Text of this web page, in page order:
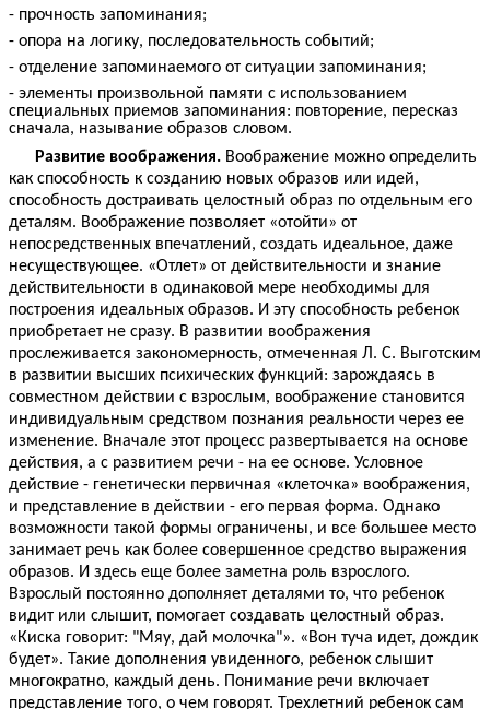
- прочность запоминания;
- опора на логику, последовательность событий;
- отделение запоминаемого от ситуации запоминания;
- элементы произвольной памяти с использованием
специальных приемов запоминания: повторение, пересказ
сначала, называние образов словом.
Развитие воображения. Воображение можно определить
как способность к созданию новых образов или идей,
способность достраивать целостный образ по отдельным его
деталям. Воображение позволяет «отойти» от
непосредственных впечатлений, создать идеальное, даже
несуществующее. «Отлет» от действительности и знание
действительности в одинаковой мере необходимы для
построения идеальных образов. И эту способность ребенок
приобретает не сразу. В развитии воображения
прослеживается закономерность, отмеченная Л. С. Выготским
в развитии высших психических функций: зарождаясь в
совместном действии с взрослым, воображение становится
индивидуальным средством познания реальности через ее
изменение. Вначале этот процесс развертывается на основе
действия, а с развитием речи - на ее основе. Условное
действие - генетически первичная «клеточка» воображения,
и представление в действии - его первая форма. Однако
возможности такой формы ограничены, и все большее место
занимает речь как более совершенное средство выражения
образов. И здесь еще более заметна роль взрослого.
Взрослый постоянно дополняет деталями то, что ребенок
видит или слышит, помогает создавать целостный образ.
«Киска говорит: "Мяу, дай молочка"». «Вон туча идет, дождик
будет». Такие дополнения увиденного, ребенок слышит
многократно, каждый день. Понимание речи включает
представление того, о чем говорят. Трехлетний ребенок сам